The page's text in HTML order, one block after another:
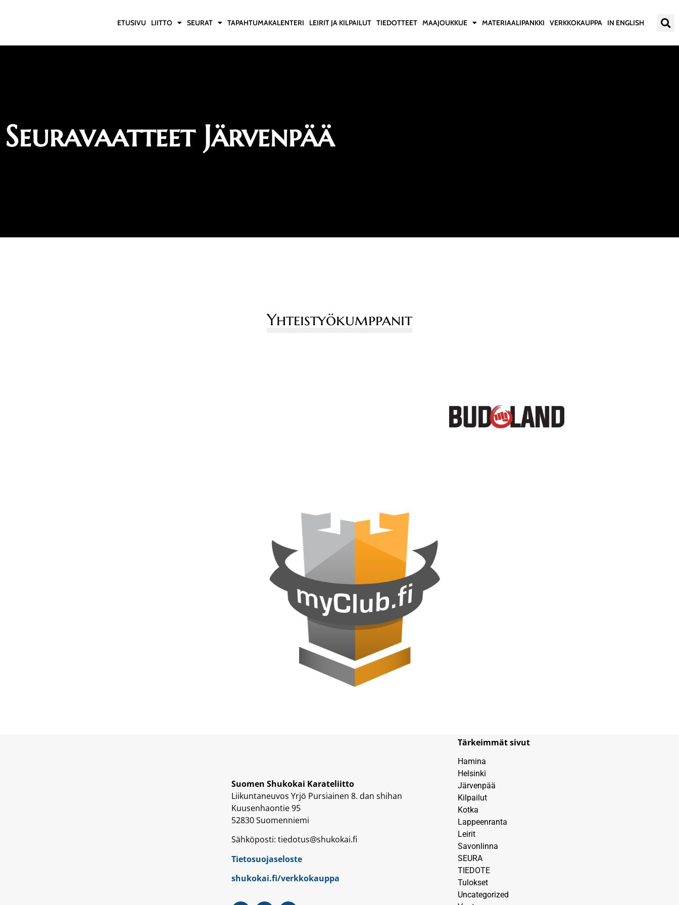
ETUSIVU LIITTO SEURAT TAPAHTUMAKALENTERI LEIRIT JA KILPAILUT TIEDOTTEET MAAJOUKKUE MATERIAALIPANKKI VERKKOKAUPPA IN ENGLISH
Seuravaatteet Järvenpää
Yhteistyökumppanit
Suomen Shukokai Karateliitto
Liikuntaneuvos Yrjö Pursiainen 8. dan shihan
Kuusenhaontie 95
52830 Suomenniemi
Sähköposti: tiedotus@shukokai.fi
Tietosuojaseloste
shukokai.fi/verkkokauppa
Tärkeimmät sivut
Hamina
Helsinki
Järvenpää
Kilpailut
Kotka
Lappeenranta
Leirit
Savonlinna
SEURA
TIEDOTE
Tulokset
Uncategorized